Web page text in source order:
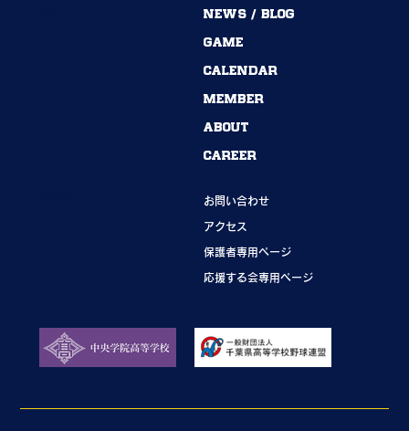
54期→55期｜ありがとうございました！
お問い合わせ
アクセス
保護者専用ページ
応援する会専用ページ
NEWS / BLOG
GAME
CALENDAR
MEMBER
ABOUT
CAREER